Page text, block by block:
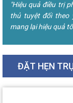
"Hiệu quả điều trị
thủ tuyệt đối theo
mang lại hiệu quả
ĐẶT HẸN